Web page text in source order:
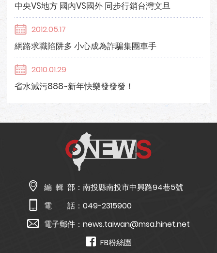
中央VS地方 國內VS國外 同步行銷台灣文旦
2012.05.17
網路求職陷阱多 小心成為詐騙集團車手
2010.01.29
省水減污888~新年快樂發發發！
編 輯 部： 南投縣南投市中興路94巷5號
電 話： 049-2315900
電子郵件： news.taiwan@msa.hinet.net
FB粉絲團